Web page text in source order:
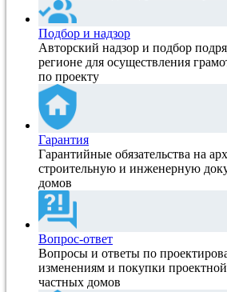
Подбор и надзор
Авторский надзор и подбор
регионе для осуществления
по проекту
Гарантия
Гарантийные обязательства на
строительную и инженерную
домов
Вопрос-ответ
Вопросы и ответы по
изменениям и покупки
частных домов